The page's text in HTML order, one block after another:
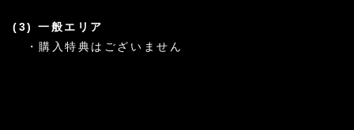
(3) 一般エリア
・購入特典はございません